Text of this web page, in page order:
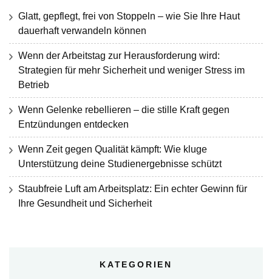
Glatt, gepflegt, frei von Stoppeln – wie Sie Ihre Haut
dauerhaft verwandeln können
Wenn der Arbeitstag zur Herausforderung wird:
Strategien für mehr Sicherheit und weniger Stress im
Betrieb
Wenn Gelenke rebellieren – die stille Kraft gegen
Entzündungen entdecken
Wenn Zeit gegen Qualität kämpft: Wie kluge
Unterstützung deine Studienergebnisse schützt
Staubfreie Luft am Arbeitsplatz: Ein echter Gewinn für
Ihre Gesundheit und Sicherheit
KATEGORIEN